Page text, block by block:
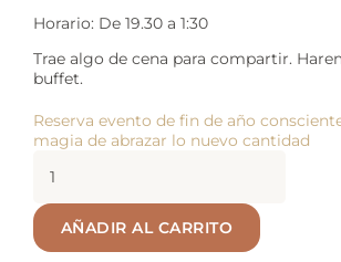
Horario: De 19.30 a 1:30
Trae algo de cena para compartir.
buffet.
Reserva evento de fin de año
magia de abrazar lo nuevo cantidad
AÑADIR AL CARRITO